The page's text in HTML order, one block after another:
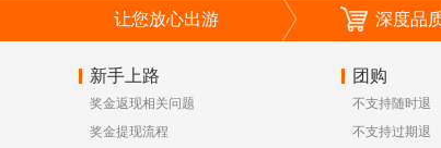
让您放心出游 深度品
新手上路
奖金返现相关问题
奖金提现流程
团购
不支持随时退
不支持过期退